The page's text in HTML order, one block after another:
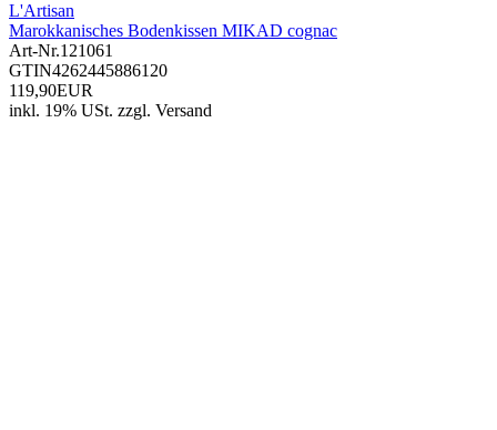
L'Artisan
Marokkanisches Bodenkissen MIKAD cognac
Art-Nr.121061
GTIN4262445886120
119,90EUR
inkl. 19% USt. zzgl. Versand